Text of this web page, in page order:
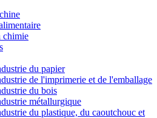
chimie
du papier
de l'imprimerie et de l'emballage
du bois
métallurgique
du plastique, du caoutchouc et